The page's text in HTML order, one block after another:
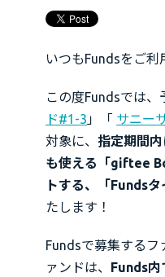
いつもFundsをご利
この度Fundsでは
ド#1-3 」「 サニー
対象に、 指定期間
も使える「giftee
トする、「Fundsタ
たします！
Fundsで募集するフ
ァンドは、 Funds内